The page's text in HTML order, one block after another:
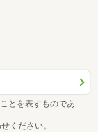
とを表すものであ
ください。